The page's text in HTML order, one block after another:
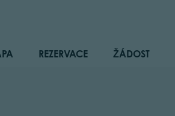
REZERVACE ŽÁDOST